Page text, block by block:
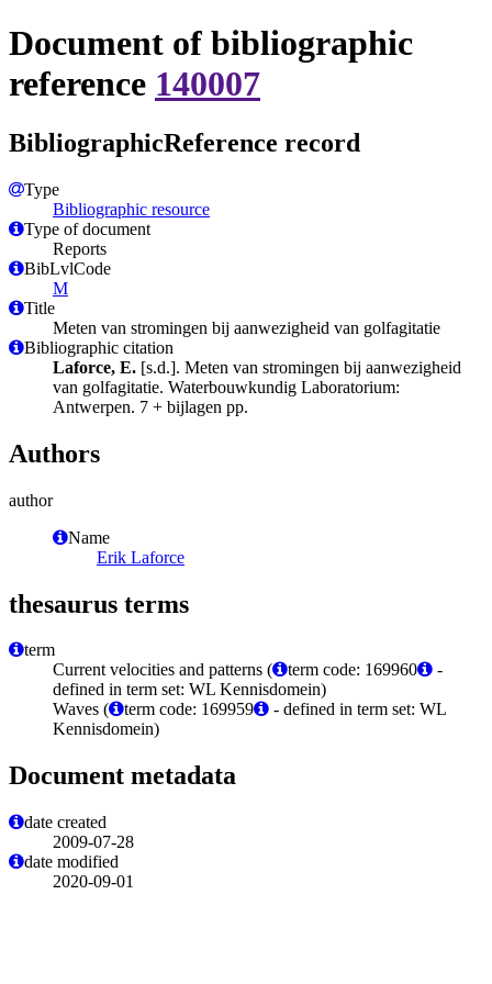
Document of bibliographic
reference 140007
BibliographicReference record
Type
Bibliographic resource
Type of document
Reports
BibLvlCode
M
Title
Meten van stromingen bij aanwezigheid van golfagitatie
Bibliographic citation
Laforce, E. [s.d.]. Meten van stromingen bij aanwezigheid
van golfagitatie. Waterbouwkundig Laboratorium:
Antwerpen. 7 + bijlagen pp.
Authors
author
Name
Erik Laforce
thesaurus terms
term
Current velocities and patterns (
term code: 169960
-
defined in term set: WL Kennisdomein)
Waves (
term code: 169959
- defined in term set: WL
Kennisdomein)
Document metadata
date created
2009-07-28
date modified
2020-09-01